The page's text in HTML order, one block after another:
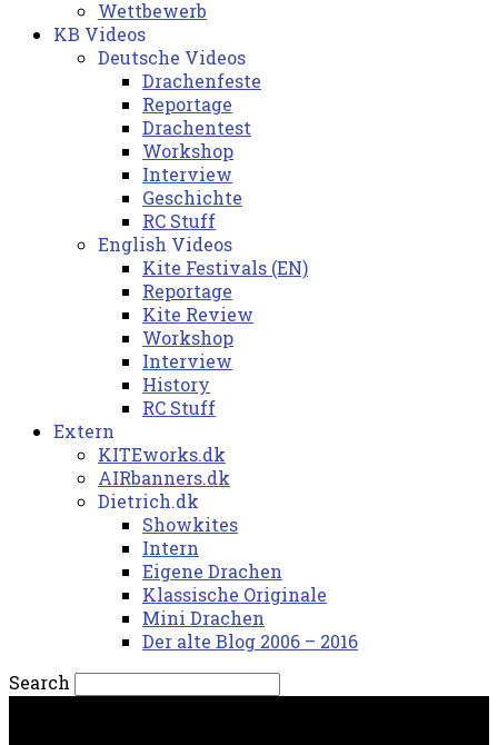
Wettbewerb
KB Videos
Deutsche Videos
Drachenfeste
Reportage
Drachentest
Workshop
Interview
Geschichte
RC Stuff
English Videos
Kite Festivals (EN)
Reportage
Kite Review
Workshop
Interview
History
RC Stuff
Extern
KITEworks.dk
AIRbanners.dk
Dietrich.dk
Showkites
Intern
Eigene Drachen
Klassische Originale
Mini Drachen
Der alte Blog 2006 – 2016
Search